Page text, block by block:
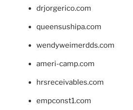
drjorgerico.com
queensushipa.com
wendyweimerdds.com
ameri-camp.com
hrsreceivables.com
empconst1.com